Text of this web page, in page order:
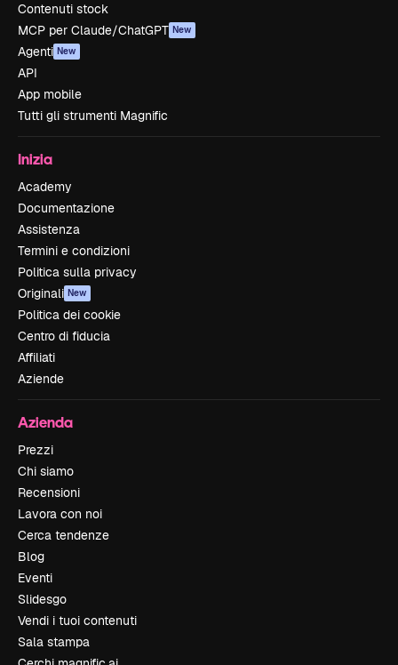
Contenuti stock
MCP per Claude/ChatGPT New
Agenti New
API
App mobile
Tutti gli strumenti Magnific
Inizia
Academy
Documentazione
Assistenza
Termini e condizioni
Politica sulla privacy
Originali New
Politica dei cookie
Centro di fiducia
Affiliati
Aziende
Azienda
Prezzi
Chi siamo
Recensioni
Lavora con noi
Cerca tendenze
Blog
Eventi
Slidesgo
Vendi i tuoi contenuti
Sala stampa